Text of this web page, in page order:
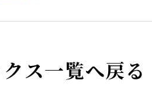
クス一覧へ戻る